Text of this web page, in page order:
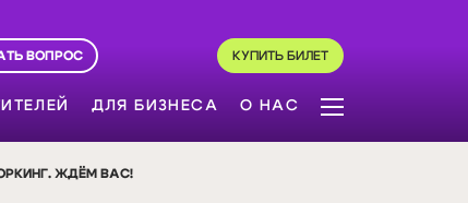
ВОПРОС КУПИТЬ БИЛЕТ
ДЛЯ БИЗНЕСА О НАС
ЖДЁМ ВАС!